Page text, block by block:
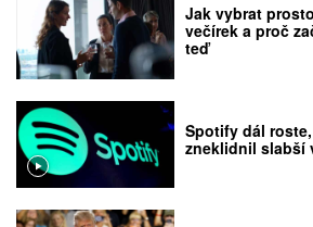
Jak vybrat
večírek a proč
teď
Spotify dál
zneklidnil slabší